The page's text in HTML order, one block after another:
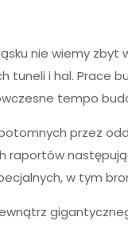
nie wiemy zbyt
i hal. Prace
tempo
przez
raportów
w tym